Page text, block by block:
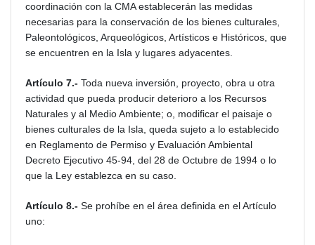
coordinación con la CMA establecerán las medidas
necesarias para la conservación de los bienes culturales,
Paleontológicos, Arqueológicos, Artísticos e Históricos, que
se encuentren en la Isla y lugares adyacentes.
Artículo 7.- Toda nueva inversión, proyecto, obra u otra
actividad que pueda producir deterioro a los Recursos
Naturales y al Medio Ambiente; o, modificar el paisaje o
bienes culturales de la Isla, queda sujeto a lo establecido
en Reglamento de Permiso y Evaluación Ambiental
Decreto Ejecutivo 45-94, del 28 de Octubre de 1994 o lo
que la Ley establezca en su caso.
Artículo 8.- Se prohíbe en el área definida en el Artículo
uno: